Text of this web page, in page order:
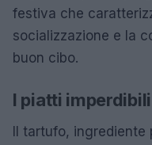
festiva che
socializzazione e la
buon cibo.
I piatti
Il tartufo, ingrediente